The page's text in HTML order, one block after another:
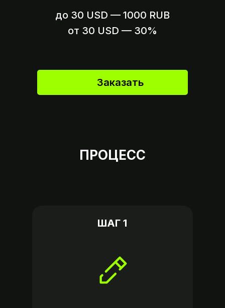
Заказать
до 30 USD — 1000 RUB
от 30 USD — 30%
ПРОЦЕСС
ШАГ 1
Вариант 2
Пришлите ссылку на оплату,